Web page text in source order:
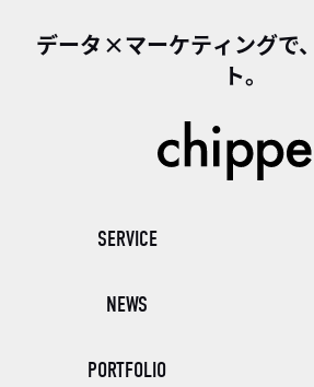
データ×マーケティングで
ト。
SERVICE
NEWS
PORTFOLIO